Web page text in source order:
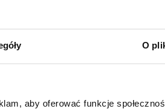
O
aby oferować funkcje
Kolekcjonerski
Bilet